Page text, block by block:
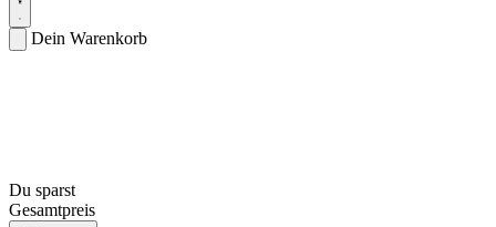
Dein Warenkorb
Du sparst
Gesamtpreis